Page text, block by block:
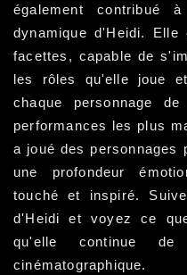
également contribué
dynamique d'Heidi.
facettes, capable de
les rôles qu'elle joue
chaque personnage
performances les plus
a joué des personnages
une profondeur
touché et inspiré.
d'Heidi et voyez ce
qu'elle continue
cinématographique.